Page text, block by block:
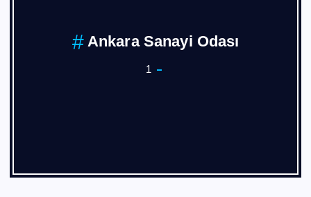
Ankara Sanayi Odası
1